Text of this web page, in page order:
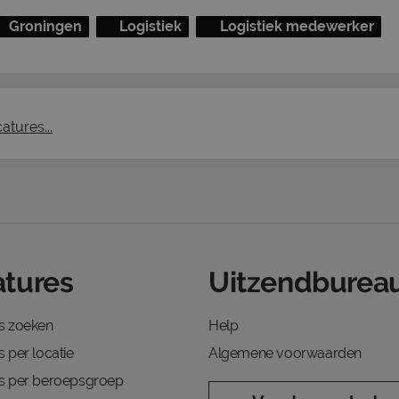
Groningen Logistiek Logistiek medewerker
zoeken
per locatie
per beroepsgroep
Help
Algemene voorwaarden